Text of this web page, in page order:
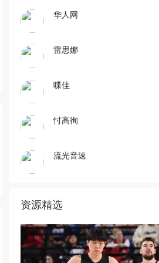
华人网
雷思娜
喋佳
忖高徇
流光音速
资源精选